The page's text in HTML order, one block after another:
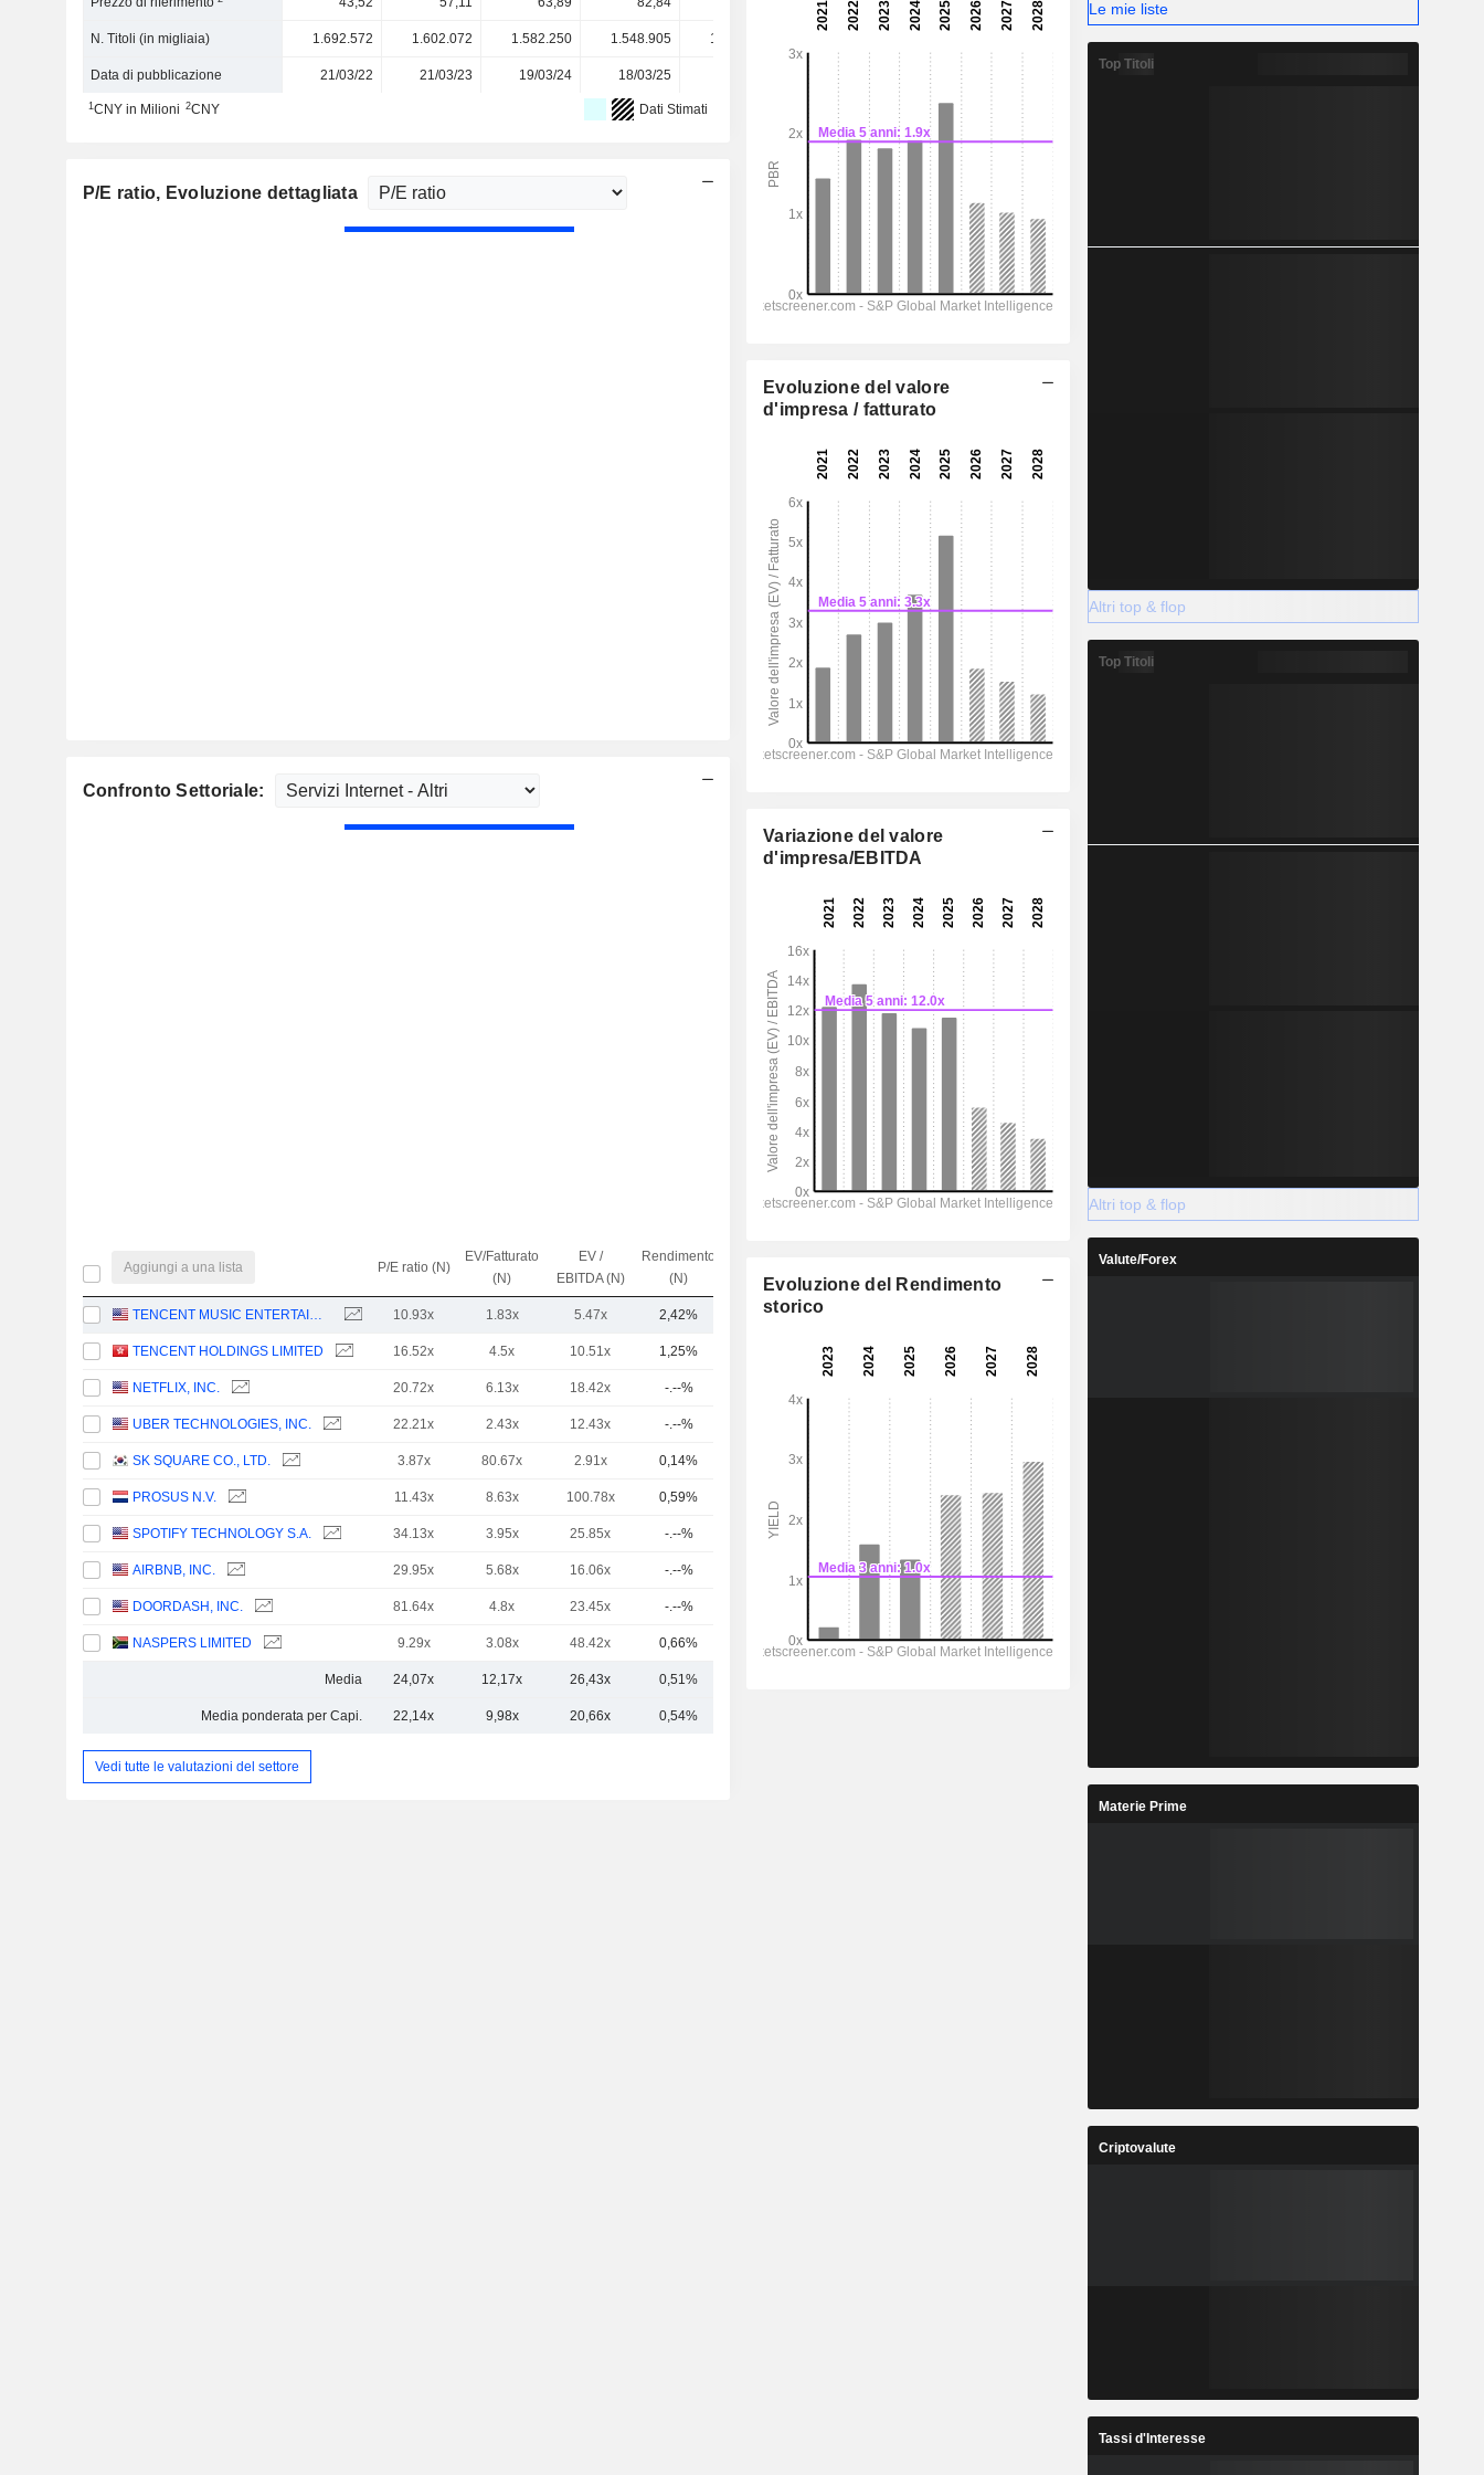
N. Titoli (in migliaia) 1.692.572 1.602.072 1.582.250 1.548.905 1.548.905
Data di pubblicazione 21/03/22 21/03/23 19/03/24 18/03/25 -
1CNY in Milioni 2CNY Dati Stimati
P/E ratio, Evoluzione dettagliata
Confronto Settoriale:
Aggiungi a una lista P/E ratio (N)
EV/Fatturato
(N)
EV /
EBITDA (N)
Rendimento
(N)
TENCENT MUSIC ENTERTAINMENT GROUP 10.93x 1.83x 5.47x 2,42% 15 Mrd
TENCENT HOLDINGS LIMITED 16.52x 4.5x 10.51x 1,25%
NETFLIX, INC. 20.72x 6.13x 18.42x -.--%
UBER TECHNOLOGIES, INC. 22.21x 2.43x 12.43x -.--%
SK SQUARE CO., LTD. 3.87x 80.67x 2.91x 0,14% 104 Mrd
PROSUS N.V. 11.43x 8.63x 100.78x 0,59%
SPOTIFY TECHNOLOGY S.A. 34.13x 3.95x 25.85x -.--% 99,14 Mrd
AIRBNB, INC. 29.95x 5.68x 16.06x -.--%
DOORDASH, INC. 81.64x 4.8x 23.45x -.--%
NASPERS LIMITED 9.29x 3.08x 48.42x 0,66% 41,47 Mrd
Media 24,07x 12,17x 26,43x 0,51%
Media ponderata per Capi. 22,14x 9,98x 20,66x 0,54%
Vedi tutte le valutazioni del settore
Evoluzione del valore
d'impresa / fatturato
Variazione del valore
d'impresa/EBITDA
Evoluzione del Rendimento
storico
Le mie liste
Top Titoli
Altri top & flop
Top Titoli
Altri top & flop
Valute/Forex
Materie Prime
Criptovalute
Tassi d'Interesse